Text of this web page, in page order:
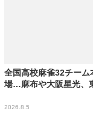
全国高校麻雀32チーム
場…麻布や大阪星光、
2026.8.5